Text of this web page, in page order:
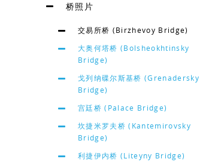
桥照片
交易所桥 (Birzhevoy Bridge)
大奥何塔桥 (Bolsheokhtinsky
Bridge)
戈列纳碟尔斯基桥 (Grenadersky
Bridge)
宫廷桥 (Palace Bridge)
坎捷米罗夫桥 (Kantemirovsky
Bridge)
利捷伊内桥 (Liteyny Bridge)